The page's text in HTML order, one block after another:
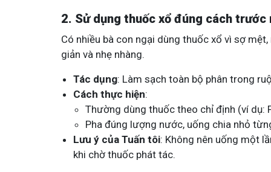
2. Sử dụng thuốc xổ đúng cách trước
Có nhiều bà con ngại dùng thuốc xổ vì sợ
giản và nhẹ nhàng.
Tác dụng: Làm sạch toàn bộ phân trong
Cách thực hiện:
Thường dùng thuốc theo chỉ định (ví dụ:
Pha đúng lượng nước, uống chia nhỏ
Lưu ý của Tuấn tôi: Không nên uống một
khi chờ thuốc phát tác.